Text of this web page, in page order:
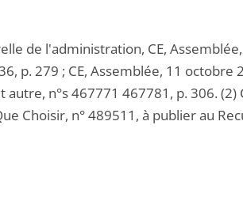
de l'administration, CE, Assemblée,
p. 279 ; CE, Assemblée, 11 octobre
n°s 467771 467781, p. 306. (2)
Choisir, n° 489511, à publier au